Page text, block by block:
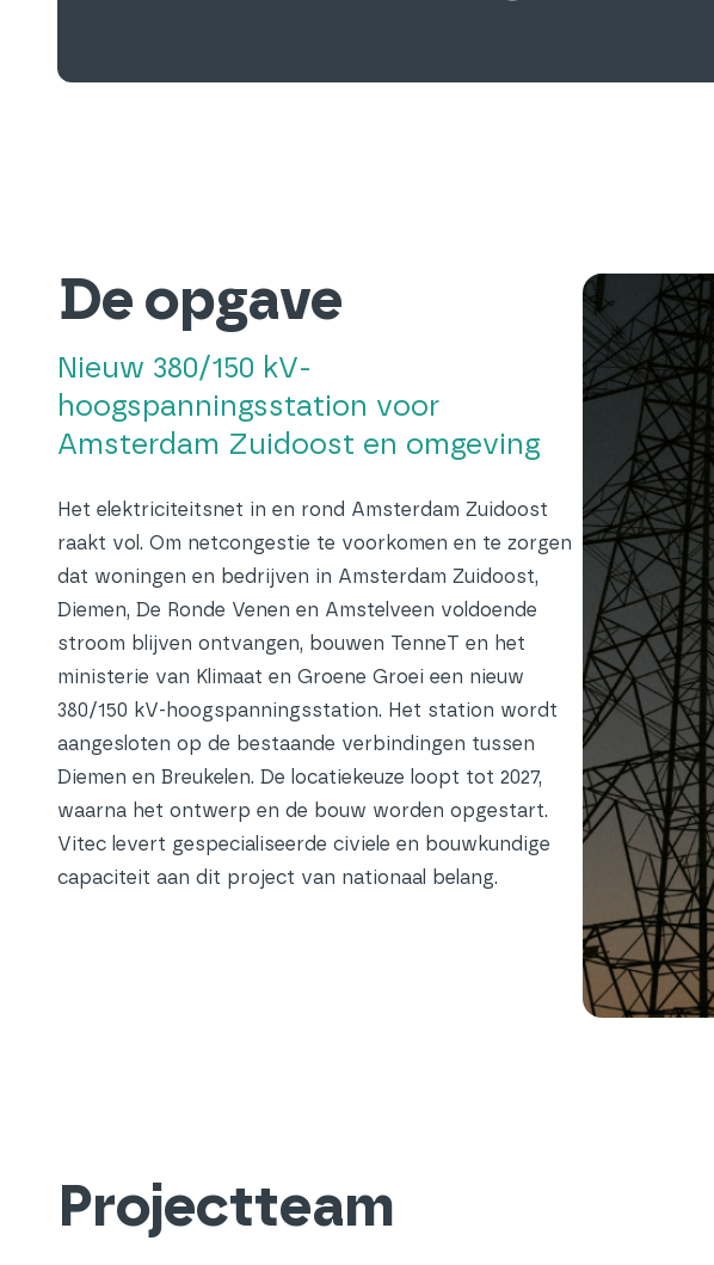
De opgave
Nieuw 380/150 kV-
hoogspanningsstation voor
Amsterdam Zuidoost en omgeving
Het elektriciteitsnet in en rond Amsterdam Zuidoost
raakt vol. Om netcongestie te voorkomen en te zorgen
dat woningen en bedrijven in Amsterdam Zuidoost,
Diemen, De Ronde Venen en Amstelveen voldoende
stroom blijven ontvangen, bouwen TenneT en het
ministerie van Klimaat en Groene Groei een nieuw
380/150 kV-hoogspanningsstation. Het station wordt
aangesloten op de bestaande verbindingen tussen
Diemen en Breukelen. De locatiekeuze loopt tot 2027,
waarna het ontwerp en de bouw worden opgestart.
Vitec levert gespecialiseerde civiele en bouwkundige
capaciteit aan dit project van nationaal belang.
Projectteam